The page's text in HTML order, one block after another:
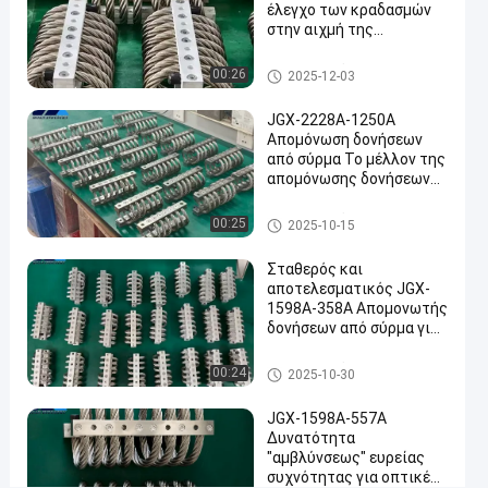
557B
Μονωτής
δόνησης
σχοινιών
καλωδίων
2025-
05-19
απόψεις
Συμμετοχή
#
Αποσβεστήρας
δονήσεων
#
αποσβεστικό
μονωτήρα
συρματόπλεγματος
#
Αμβλυντής
δονήσεων
σχοινιών
00:26
έλεγχο των κραδασμών
στην αιχμή της
Άμυνας και της
Βιομηχανικής
Μονωτής δόνησης σχοινιών
καλωδίων
2025-12-03
00:25
JGX-2228A-1250A
Απομόνωση δονήσεων
από σύρμα Το μέλλον της
απομόνωσης δονήσεων
Μονωτής δόνησης σχοινιών
καλωδίων
2025-10-15
00:24
Σταθερός και
αποτελεσματικός JGX-
1598A-358A Απομονωτής
δονήσεων από σύρμα για
εξοπλισμό πλοήγησης
Μονωτής δόνησης σχοινιών
καλωδίων
2025-10-30
JGX-1598A-557A
Δυνατότητα
"αμβλύνσεως" ευρείας
συχνότητας για οπτικές